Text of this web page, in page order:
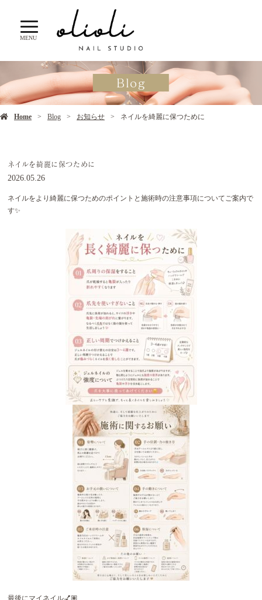
MENU
Blog
Home Blog お知らせ ネイルを綺麗に保つために
ネイルを綺麗に保つために
2026.05.26
ネイルをより綺麗に保つためのポイントと施術時の注意事項についてご案内で
す✨